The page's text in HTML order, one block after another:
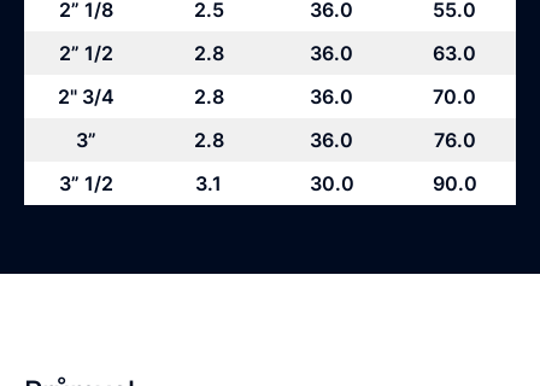
2” 1/8
2.5 36.0
55.0
2” 1/2
2.8 36.0
63.0
2" 3/4
2.8 36.0
70.0
3”
2.8 36.0
76.0
3” 1/2
3.1 30.0 90.0